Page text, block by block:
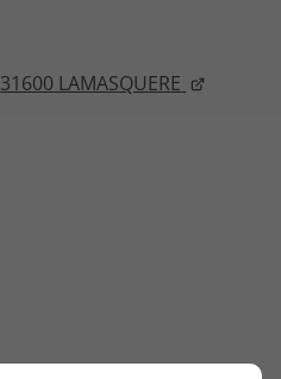
31600 LAMASQUERE